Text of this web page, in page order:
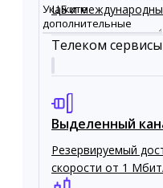
ЦБ и
Телеком сервисы
Выделенный
Резервируемый
скорости от 1